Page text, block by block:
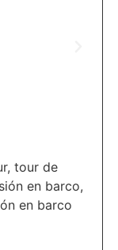
Gari Pargas98
ago